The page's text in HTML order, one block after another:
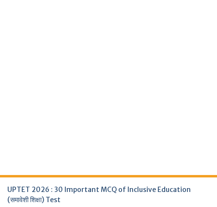
UPTET 2026 : 30 Important MCQ of Inclusive Education
(समावेशी शिक्षा) Test